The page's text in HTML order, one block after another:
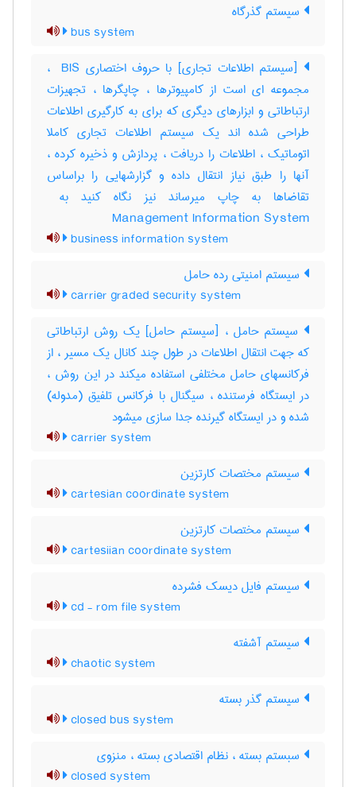
سیستم گذرگاه
bus system
[سیستم اطلاعات تجاری] با حروف اختصاری ‎ BIS ،
مجموعه ای است از کامپیوترها ، چاپگرها ، تجهیزات
ارتباطاتی و ابزارهای دیگری که برای به کارگیری اطلاعات
طراحی شده اند یک سیستم اطلاعات تجاری کاملا
اتوماتیک ، اطلاعات را دریافت ، پردازش و ذخیره کرده ،
آنها را طبق نیاز انتقال داده و گزارشهایی را براساس
Management Information System
business information system
سیستم امنیتی رده حامل
carrier graded security system
سیستم حامل ، [سیستم حامل] یک روش ارتباطاتی
که جهت انتقال اطلاعات در طول چند کانال یک مسیر ، از
فرکانسهای حامل مختلفی استفاده میکند در این روش ،
در ایستگاه فرستنده ، سیگنال با فرکانس تلفیق (مدوله)
شده و در ایستگاه گیرنده جدا سازی میشود
carrier system
سیستم مختصات کارتزین
cartesian coordinate system
سیستم مختصات کارتزین
cartesiian coordinate system
سیستم فایل دیسک فشرده
cd - rom file system
سیستم آشفته
chaotic system
سیستم گذر بسته
closed bus system
سبستم بسته ، نظام اقتصادی بسته ، منزوی
closed system